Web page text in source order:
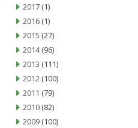
2017 (1)
2016 (1)
2015 (27)
2014(96)
2013 (111)
2012 (100)
2011 (79)
2010 (82)
2009 (100)